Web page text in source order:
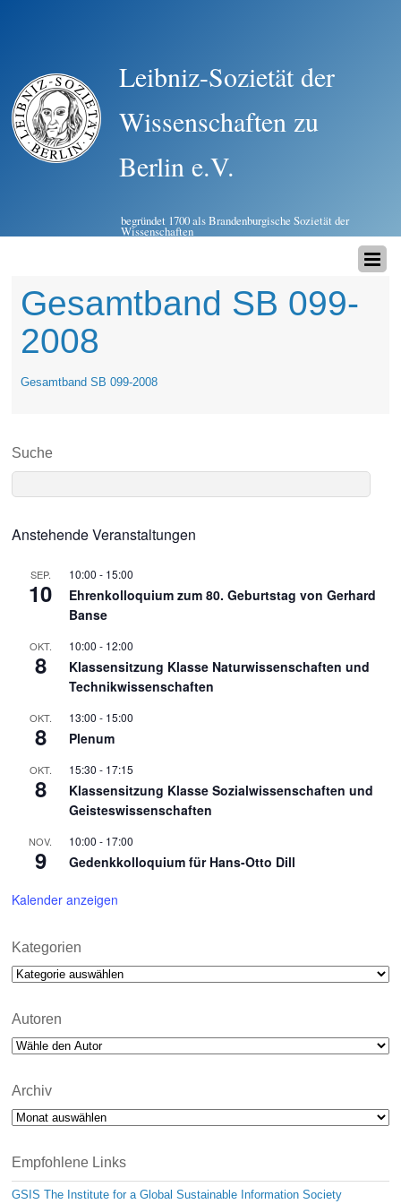
Leibniz-Sozietät der
Wissenschaften zu
Berlin e.V.
begründet 1700 als Brandenburgische Sozietät der
Wissenschaften
Gesamtband SB 099-
2008
Gesamtband SB 099-2008
Suche
Anstehende Veranstaltungen
SEP.
10
10:00 - 15:00
Ehrenkolloquium zum 80. Geburtstag von Gerhard
Banse
OKT.
8
10:00 - 12:00
Klassensitzung Klasse Naturwissenschaften und
Technikwissenschaften
OKT.
8
13:00 - 15:00
Plenum
OKT.
8
15:30 - 17:15
Klassensitzung Klasse Sozialwissenschaften und
Geisteswissenschaften
NOV.
9
10:00 - 17:00
Gedenkkolloquium für Hans-Otto Dill
Kalender anzeigen
Kategorien
Kategorien
Autoren
Archiv
Archiv
Empfohlene Links
GSIS The Institute for a Global Sustainable Information Society